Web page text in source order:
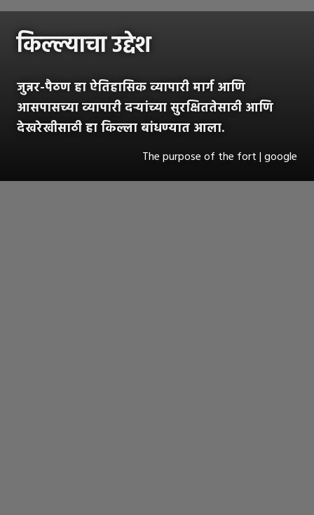
किल्ल्याचा उद्देश
जुन्नर-पैठण हा ऐतिहासिक व्यापारी मार्ग आणि
आसपासच्या व्यापारी दऱ्यांच्या सुरक्षिततेसाठी आणि
देखरेखीसाठी हा किल्ला बांधण्यात आला.
The purpose of the fort | google